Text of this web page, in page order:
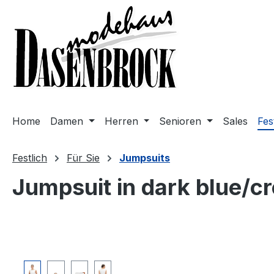
Hauptinhalt springen
Zur Hauptnavigation springen
Home Damen Herren Senioren Sales
Festlich Für Sie Jumpsuits
Jumpsuit in dark blue/
Bildergalerie überspringen